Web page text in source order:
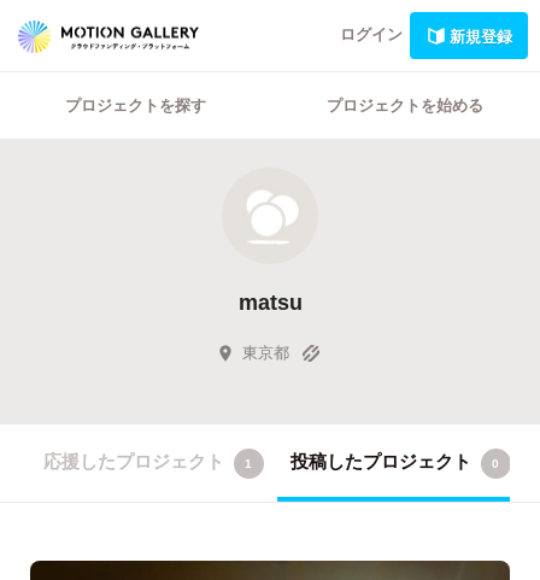
ログイン 新規登録
プロジェクトを探す プロジェクトを始める
matsu
東京都
応援したプロジェクト 1 投稿したプロジェクト 0